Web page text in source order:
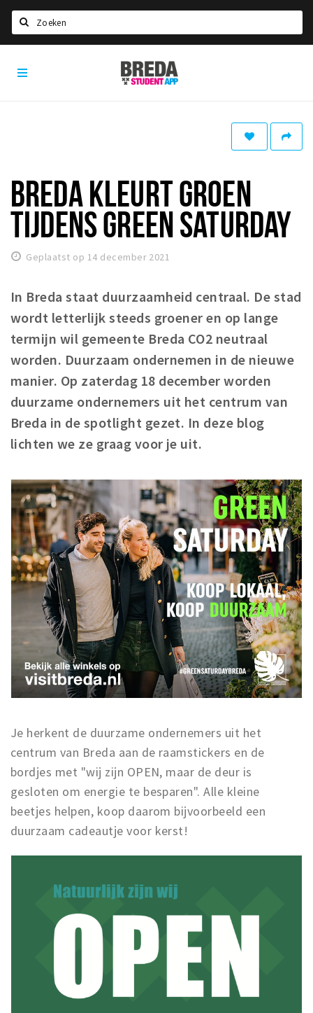
HOME
Studentenverenigingen
Studentenraad
Studentenroutes
New in town? Check FAQ!
WONEN
Woonruimte
Inschrijven gemeente
Zorgverzekering
Huisarts en eerste hulp
Q&A
KORTING
Draai aan het rad!
VRIJE TIJD
Sport
Nieuws
Agenda
Bezienswaardigheden
Musea, theaters & podia
Uitjes & activiteiten
Studentenroutes
Party pics
Eten
Drinken
Slapen
Recreatief
Winkels
Inloggen
Breda
Student
BREDA KLEURT GROEN
TIJDENS GREEN SATURDAY
Geplaatst op 14 december 2021
In Breda staat duurzaamheid centraal. De stad
wordt letterlijk steeds groener en op lange
termijn wil gemeente Breda CO2 neutraal
worden. Duurzaam ondernemen in de nieuwe
manier. Op zaterdag 18 december worden
duurzame ondernemers uit het centrum van
Breda in de spotlight gezet. In deze blog
lichten we ze graag voor je uit.
Je herkent de duurzame ondernemers uit het
centrum van Breda aan de raamstickers en de
bordjes met "wij zijn OPEN, maar de deur is
gesloten om energie te besparen". Alle kleine
beetjes helpen, koop daarom bijvoorbeeld een
duurzaam cadeautje voor kerst!